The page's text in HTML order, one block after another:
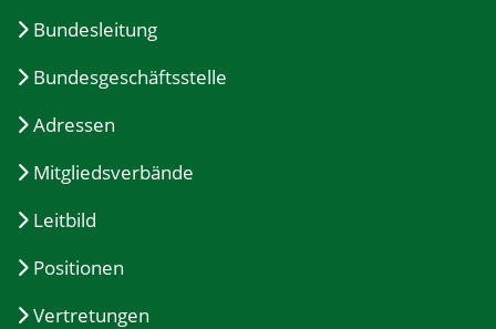
Bundesleitung
Bundesgeschäftsstelle
Adressen
Mitgliedsverbände
Leitbild
Positionen
Vertretungen